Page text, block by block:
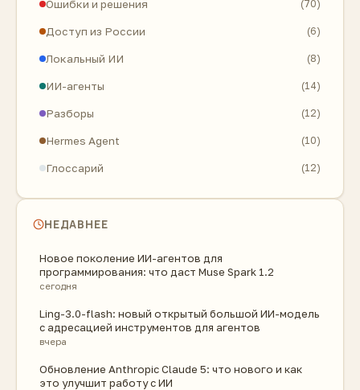
Ошибки и решения (70)
Доступ из России (6)
Локальный ИИ (8)
ИИ-агенты (14)
Разборы (12)
Hermes Agent (10)
Глоссарий (12)
НЕДАВНЕЕ
Новое поколение ИИ-агентов для
программирования: что даст Muse Spark 1.2
сегодня
Ling-3.0-flash: новый открытый большой ИИ-модель
с адресацией инструментов для агентов
вчера
Обновление Anthropic Claude 5: что нового и как
это улучшит работу с ИИ